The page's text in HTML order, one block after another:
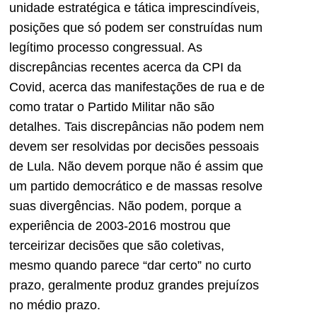
unidade estratégica e tática imprescindíveis,
posições que só podem ser construídas num
legítimo processo congressual. As
discrepâncias recentes acerca da CPI da
Covid, acerca das manifestações de rua e de
como tratar o Partido Militar não são
detalhes. Tais discrepâncias não podem nem
devem ser resolvidas por decisões pessoais
de Lula. Não devem porque não é assim que
um partido democrático e de massas resolve
suas divergências. Não podem, porque a
experiência de 2003-2016 mostrou que
terceirizar decisões que são coletivas,
mesmo quando parece “dar certo” no curto
prazo, geralmente produz grandes prejuízos
no médio prazo.